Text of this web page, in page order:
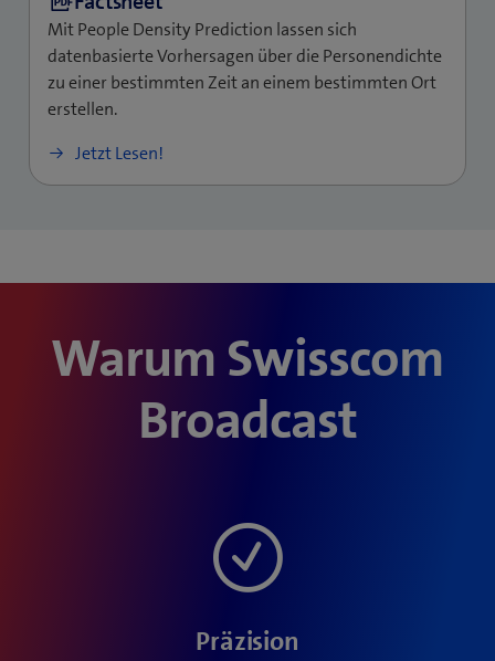
Mit People Density Prediction lassen sich
datenbasierte Vorhersagen über die Personendichte
zu einer bestimmten Zeit an einem bestimmten Ort
erstellen.
Jetzt Lesen!
Warum Swisscom
Broadcast
Präzision